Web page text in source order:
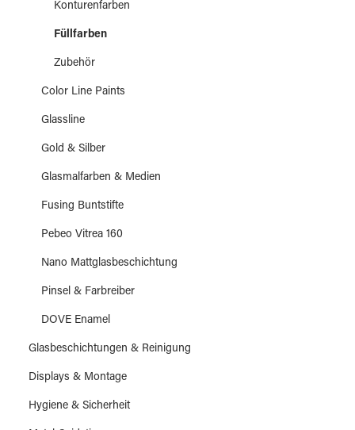
Konturenfarben
Füllfarben
Zubehör
Color Line Paints
Glassline
Gold & Silber
Glasmalfarben & Medien
Fusing Buntstifte
Pebeo Vitrea 160
Nano Mattglasbeschichtung
Pinsel & Farbreiber
DOVE Enamel
Glasbeschichtungen & Reinigung
Displays & Montage
Hygiene & Sicherheit